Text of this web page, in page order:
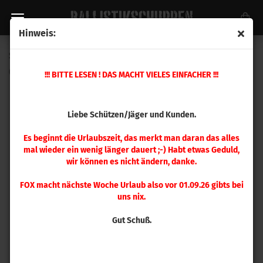
Hinweis:
!!! BITTE LESEN ! DAS MACHT VIELES EINFACHER !!!
Liebe Schützen/Jäger und Kunden.
Es beginnt die Urlaubszeit, das merkt man daran das alles
mal wieder ein wenig länger dauert ;-) Habt etwas Geduld,
wir können es nicht ändern, danke.
FOX macht nächste Woche Urlaub also vor 01.09.26 gibts bei
uns nix.
Gut Schuß.
Speer .495 Bleirundkugeln 181 gr 100 Stück
5140)